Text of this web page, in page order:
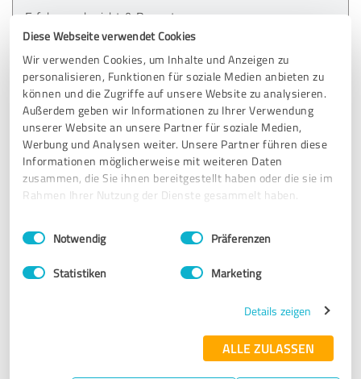
Diese Webseite verwendet Cookies
Wir verwenden Cookies, um Inhalte und Anzeigen zu
personalisieren, Funktionen für soziale Medien anbieten zu
können und die Zugriffe auf unsere Website zu analysieren.
Außerdem geben wir Informationen zu Ihrer Verwendung
unserer Website an unsere Partner für soziale Medien,
Werbung und Analysen weiter. Unsere Partner führen diese
Informationen möglicherweise mit weiteren Daten
zusammen, die Sie ihnen bereitgestellt haben oder die sie im
Rahmen Ihrer Nutzung der Dienste gesammelt haben.
Impressum Datenschutzbestimmungen
Einwilligungsauswahl
Notwendig Präferenzen
Statistiken Marketing
Details zeigen
ALLE ZULASSEN
Erfahrungsbericht & Bewertung zu:
A T E M R A U M
25.06.2026 Anonym
5,00 von 5
SEHR GUT Empfehlung
jemanden, der mit so viel Hingabe, Leidenschaft und
ganzem Herzen "arbeitet" wie Elisabeth.
Danke, liebe Elisabeth für deine so wertvollen und